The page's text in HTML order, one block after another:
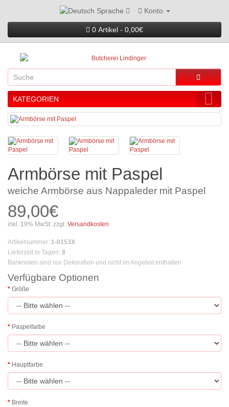
Sprache Konto
0 Artikel - 0,00€
KATEGORIEN
Armbörse mit Paspel
weiche Armbörse aus Nappaleder mit Paspel
89,00€
inkl. 19% MwSt. zzgl. Versandkosten
Artikelnummer: 1-0153X
Lieferzeit in Tagen: 8
Banknoten sind nur Dekoration und nicht im Angebot enthalten
Verfügbare Optionen
Größe
Paspelfarbe
Hauptfarbe
Breite